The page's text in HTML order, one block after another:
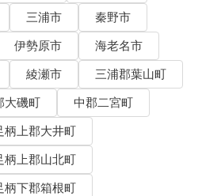
三浦市
秦野市
伊勢原市
海老名市
綾瀬市
三浦郡葉山町
大磯町
中郡二宮町
柄上郡大井町
柄上郡山北町
柄下郡箱根町